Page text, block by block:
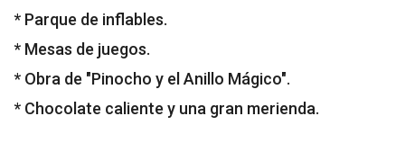
* Parque de inflables.
* Mesas de juegos.
* Obra de "Pinocho y el Anillo Mágico".
* Chocolate caliente y una gran merienda.